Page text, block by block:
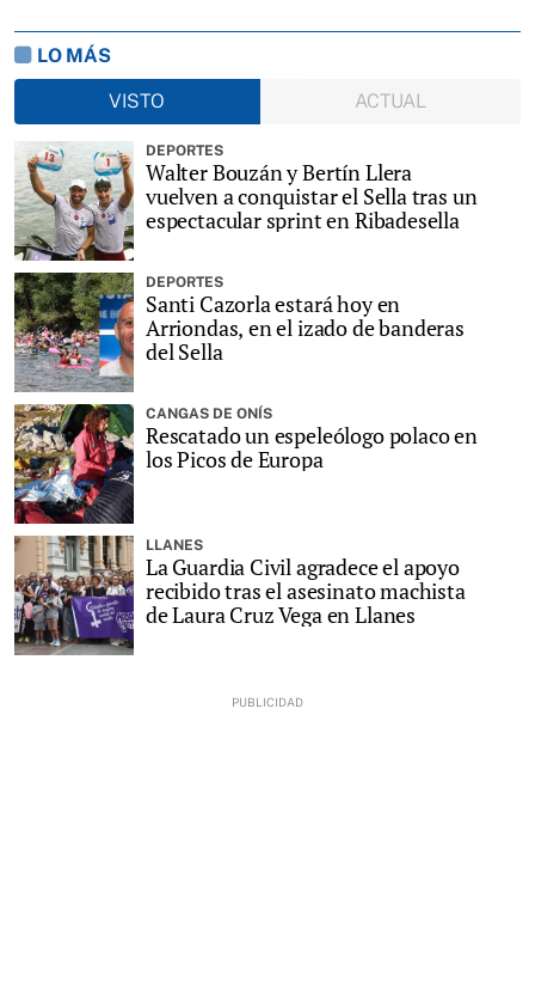
LO MÁS
VISTO
ACTUAL
DEPORTES
Walter Bouzán y Bertín Llera
vuelven a conquistar el Sella tras un
espectacular sprint en Ribadesella
DEPORTES
Santi Cazorla estará hoy en
Arriondas, en el izado de banderas
del Sella
CANGAS DE ONÍS
Rescatado un espeleólogo polaco en
los Picos de Europa
LLANES
La Guardia Civil agradece el apoyo
recibido tras el asesinato machista
de Laura Cruz Vega en Llanes